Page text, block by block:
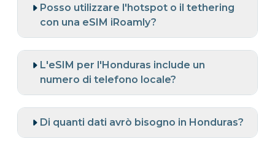
Posso utilizzare l'hotspot o il tethering
con una eSIM iRoamly?
L'eSIM per l'Honduras include un
numero di telefono locale?
Di quanti dati avrò bisogno in Honduras?